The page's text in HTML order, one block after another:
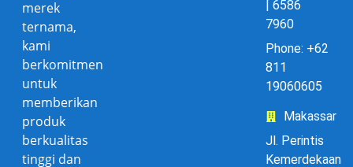
merek
ternama,
kami
berkomitmen
untuk
memberikan
produk
berkualitas
tinggi dan
| 6586
7960
Phone: +62
811
19060605
Makassar
Jl. Perintis
Kemerdekaan